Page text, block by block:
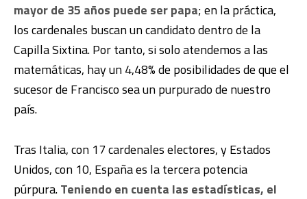
mayor de 35 años puede ser papa; en la práctica,
los cardenales buscan un candidato dentro de la
Capilla Sixtina. Por tanto, si solo atendemos a las
matemáticas, hay un 4,48% de posibilidades de que el
sucesor de Francisco sea un purpurado de nuestro
país.
Tras Italia, con 17 cardenales electores, y Estados
Unidos, con 10, España es la tercera potencia
púrpura.Teniendo en cuenta las estadísticas, el